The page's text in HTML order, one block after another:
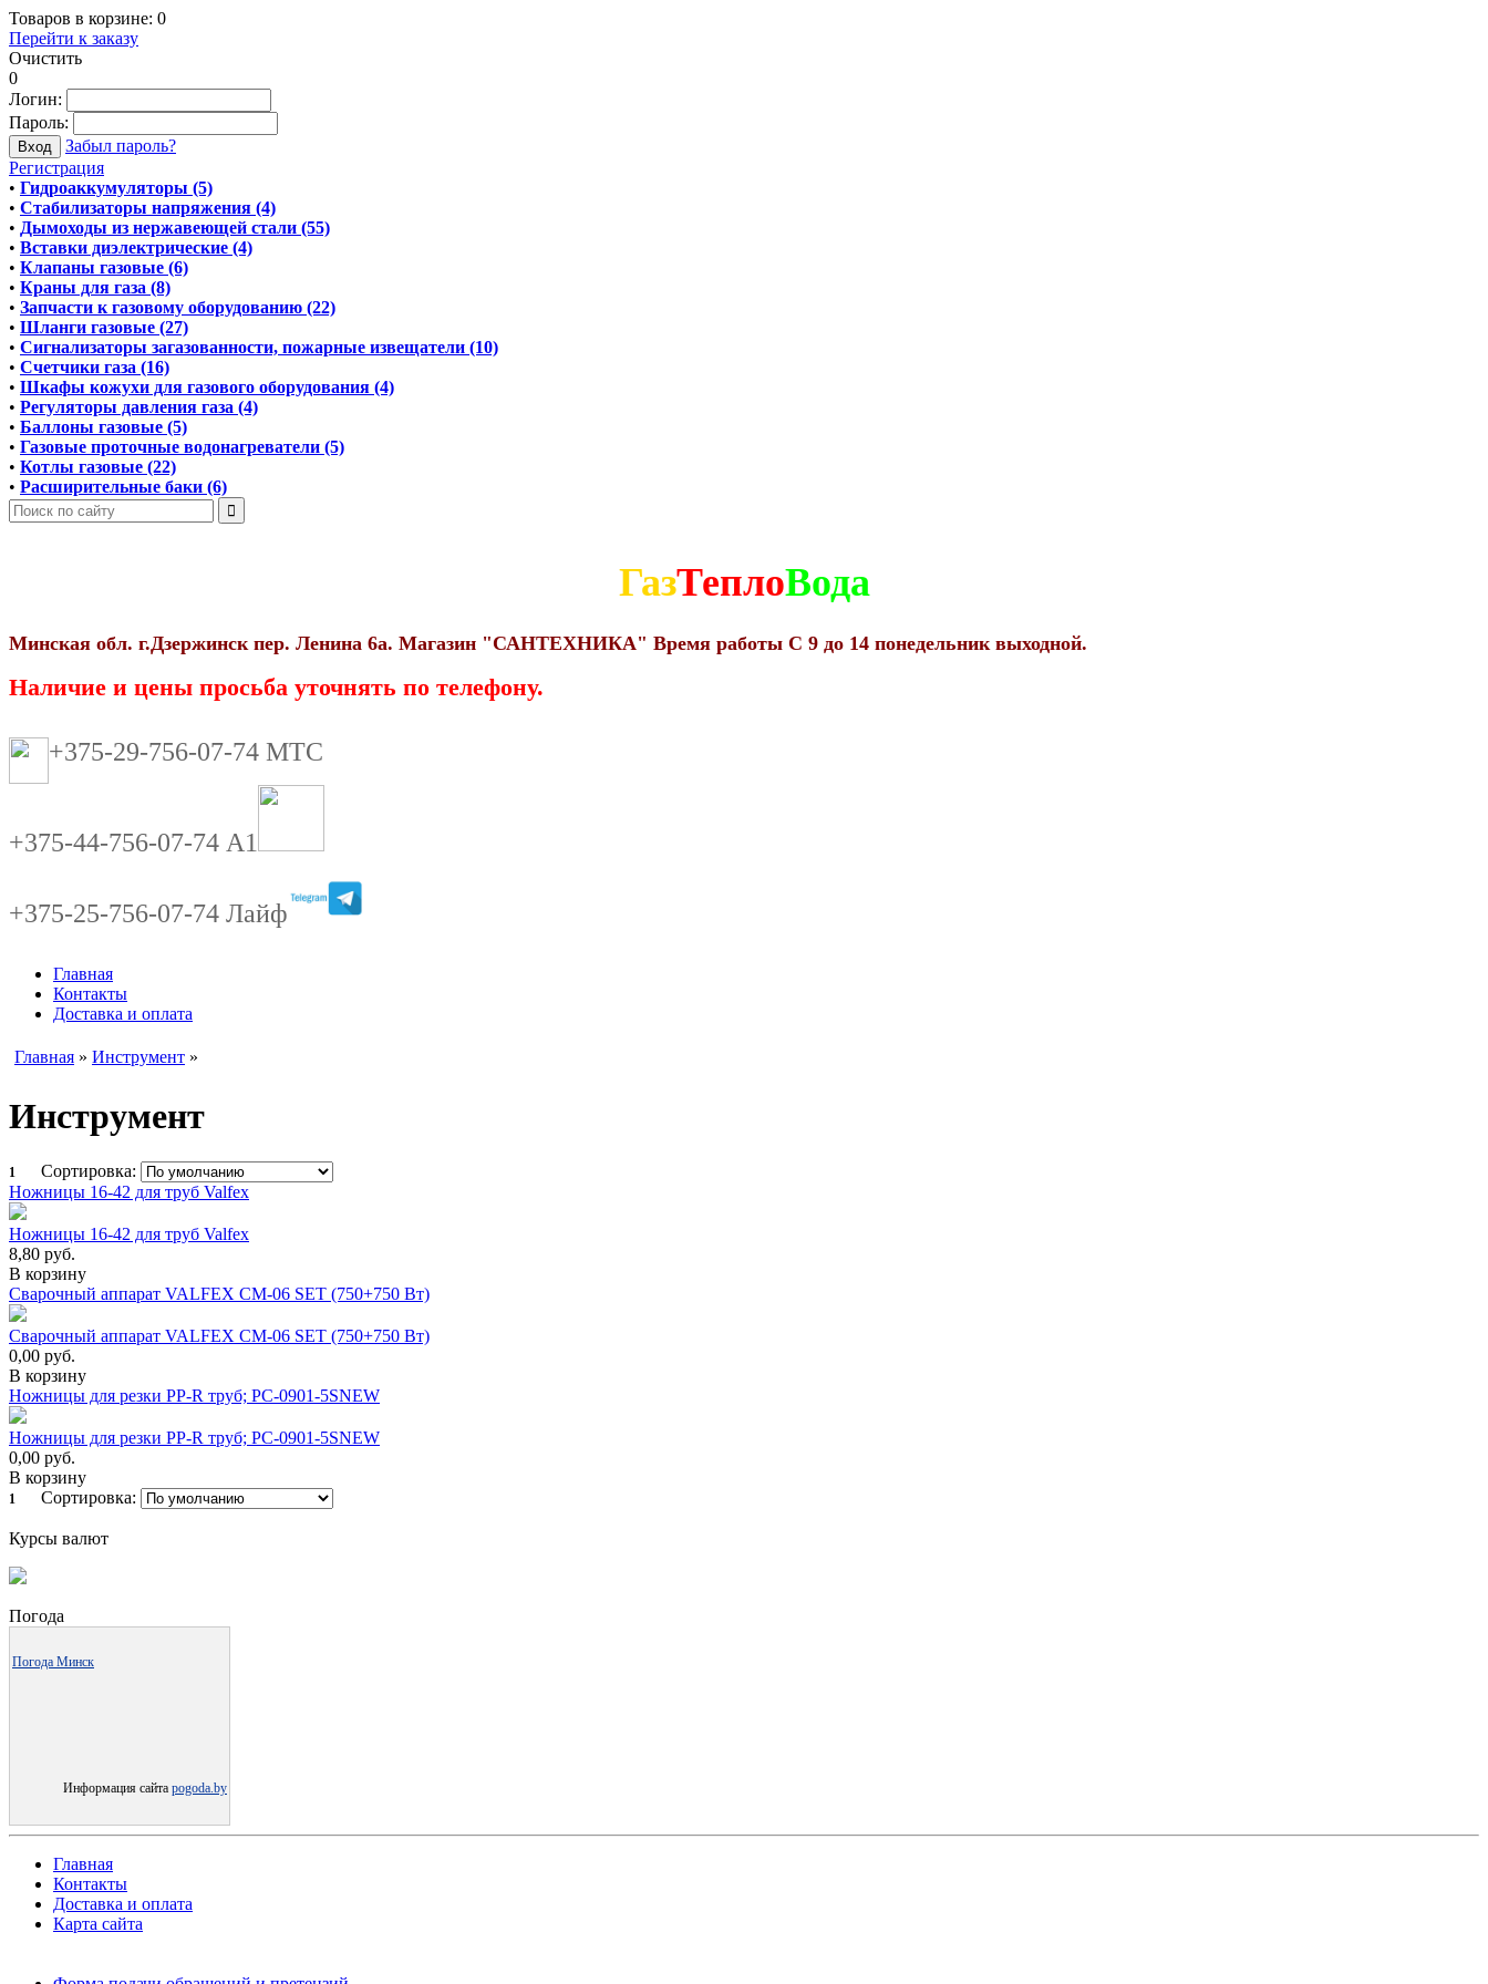
Товаров в корзине: 0
Перейти к заказу
Очистить
0
Логин:
Пароль:
Забыл пароль?
Регистрация
• Гидроаккумуляторы (5)
• Стабилизаторы напряжения (4)
• Дымоходы из нержавеющей стали (55)
• Вставки диэлектрические (4)
• Клапаны газовые (6)
• Краны для газа (8)
• Запчасти к газовому оборудованию (22)
• Шланги газовые (27)
• Сигнализаторы загазованности, пожарные извещатели (10)
• Счетчики газа (16)
• Шкафы кожухи для газового оборудования (4)
• Регуляторы давления газа (4)
• Баллоны газовые (5)
• Газовые проточные водонагреватели (5)
• Котлы газовые (22)
• Расширительные баки (6)
ГазТеплоВода
Минская обл. г.Дзержинск пер. Ленина 6а. Магазин "САНТЕХНИКА" Время работы С 9 до 14 понедельник выходной.
Наличие и цены просьба уточнять по телефону.
+375-29-756-07-74 МТС
+375-44-756-07-74 А1
+375-25-756-07-74 Лайф
Главная
Контакты
Доставка и оплата
Главная » Инструмент »
Инструмент
1
Сортировка:
Ножницы 16-42 для труб Valfex
Ножницы 16-42 для труб Valfex
8,80 руб.
В корзину
Сварочный аппарат VALFEX CM-06 SET (750+750 Вт)
Сварочный аппарат VALFEX CM-06 SET (750+750 Вт)
0,00 руб.
В корзину
Ножницы для резки PP-R труб; РС-0901-5SNEW
Ножницы для резки PP-R труб; РС-0901-5SNEW
0,00 руб.
В корзину
1 Сортировка:
Курсы валют
Погода
Погода Минск
Информация сайта pogoda.by
Главная
Контакты
Доставка и оплата
Карта сайта